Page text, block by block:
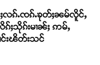
ႈလၵ်ႉၸၵ်ႉၶုတ်ႈၼမ်လိူင်ႇ
ႈသိုၵ်းမၢၼ်ႈ ဢမ်ႇ
းၽိတ်းသင်